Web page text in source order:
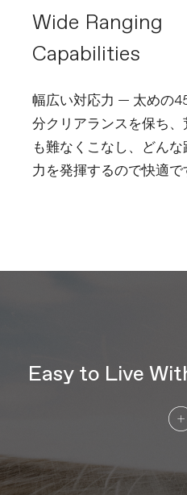
Wide Ranging
Capabilities
幅広い対応力 — 太めの
分クリアランスを保ち
も難なくこなし、どん
力を発揮するので快適で
Easy to Live
合があります。
※スペックは予告なく変更する
ださい。